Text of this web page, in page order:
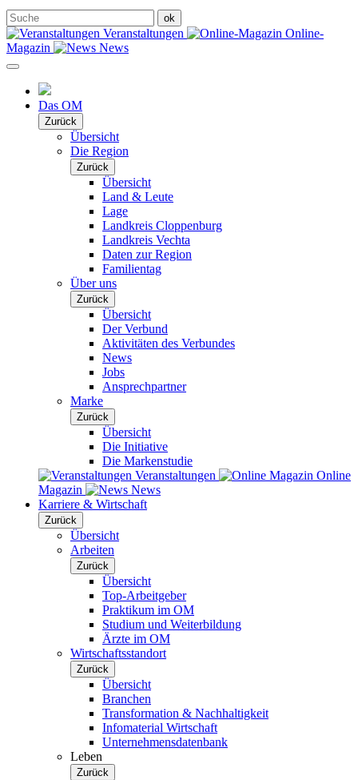
Veranstaltungen
Online-
Magazin
News
Das OM
Zurück
Übersicht
Die Region
Zurück
Übersicht
Land & Leute
Lage
Landkreis Cloppenburg
Landkreis Vechta
Daten zur Region
Familientag
Über uns
Zurück
Übersicht
Der Verbund
Aktivitäten des Verbundes
News
Jobs
Ansprechpartner
Marke
Zurück
Übersicht
Die Initiative
Die Markenstudie
Veranstaltungen
Online
Magazin
News
Karriere & Wirtschaft
Zurück
Übersicht
Arbeiten
Zurück
Übersicht
Top-Arbeitgeber
Praktikum im OM
Studium und Weiterbildung
Ärzte im OM
Wirtschaftsstandort
Zurück
Übersicht
Branchen
Transformation & Nachhaltigkeit
Infomaterial Wirtschaft
Unternehmensdatenbank
Leben
Zurück